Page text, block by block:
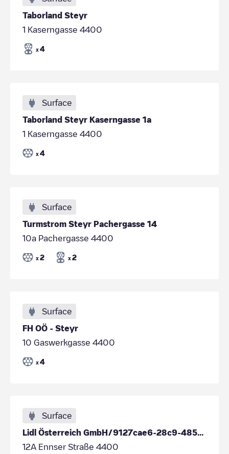
Taborland Steyr
1 Kaserngasse 4400
x 4
Surface
Taborland Steyr Kaserngasse 1a
1 Kaserngasse 4400
x 4
Surface
Turmstrom Steyr Pachergasse 14
10a Pachergasse 4400
x 2 x 2
Surface
FH OÖ - Steyr
10 Gaswerkgasse 4400
x 4
Surface
Lidl Österreich GmbH/9127cae6-28c9-485f-b2e3-1d5d46e48705
12A Ennser Straße 4400